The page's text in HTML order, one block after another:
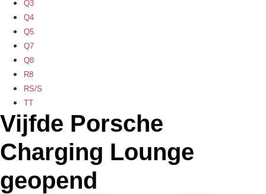
Q3
Q4
Q5
Q7
Q8
R8
RS/S
TT
Vijfde Porsche
Charging Lounge
geopend